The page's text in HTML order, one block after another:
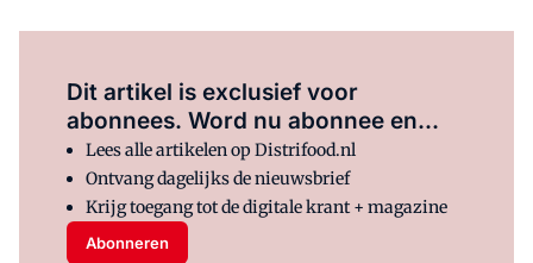
Dit artikel is exclusief voor
abonnees. Word nu abonnee en...
Lees alle artikelen op Distrifood.nl
Ontvang dagelijks de nieuwsbrief
Krijg toegang tot de digitale krant + magazine
Abonneren